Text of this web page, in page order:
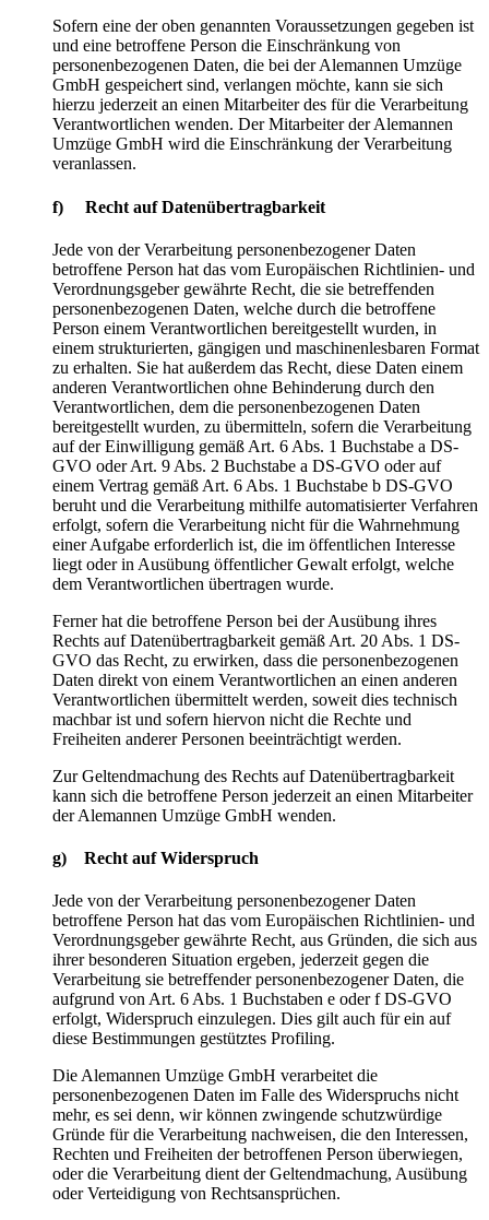
Sofern eine der oben genannten Voraussetzungen gegeben ist
und eine betroffene Person die Einschränkung von
personenbezogenen Daten, die bei der Alemannen Umzüge
GmbH gespeichert sind, verlangen möchte, kann sie sich
hierzu jederzeit an einen Mitarbeiter des für die Verarbeitung
Verantwortlichen wenden. Der Mitarbeiter der Alemannen
Umzüge GmbH wird die Einschränkung der Verarbeitung
veranlassen.
f) Recht auf Datenübertragbarkeit
Jede von der Verarbeitung personenbezogener Daten
betroffene Person hat das vom Europäischen Richtlinien- und
Verordnungsgeber gewährte Recht, die sie betreffenden
personenbezogenen Daten, welche durch die betroffene
Person einem Verantwortlichen bereitgestellt wurden, in
einem strukturierten, gängigen und maschinenlesbaren Format
zu erhalten. Sie hat außerdem das Recht, diese Daten einem
anderen Verantwortlichen ohne Behinderung durch den
Verantwortlichen, dem die personenbezogenen Daten
bereitgestellt wurden, zu übermitteln, sofern die Verarbeitung
auf der Einwilligung gemäß Art. 6 Abs. 1 Buchstabe a DS-
GVO oder Art. 9 Abs. 2 Buchstabe a DS-GVO oder auf
einem Vertrag gemäß Art. 6 Abs. 1 Buchstabe b DS-GVO
beruht und die Verarbeitung mithilfe automatisierter Verfahren
erfolgt, sofern die Verarbeitung nicht für die Wahrnehmung
einer Aufgabe erforderlich ist, die im öffentlichen Interesse
liegt oder in Ausübung öffentlicher Gewalt erfolgt, welche
dem Verantwortlichen übertragen wurde.
Ferner hat die betroffene Person bei der Ausübung ihres
Rechts auf Datenübertragbarkeit gemäß Art. 20 Abs. 1 DS-
GVO das Recht, zu erwirken, dass die personenbezogenen
Daten direkt von einem Verantwortlichen an einen anderen
Verantwortlichen übermittelt werden, soweit dies technisch
machbar ist und sofern hiervon nicht die Rechte und
Freiheiten anderer Personen beeinträchtigt werden.
Zur Geltendmachung des Rechts auf Datenübertragbarkeit
kann sich die betroffene Person jederzeit an einen Mitarbeiter
der Alemannen Umzüge GmbH wenden.
g) Recht auf Widerspruch
Jede von der Verarbeitung personenbezogener Daten
betroffene Person hat das vom Europäischen Richtlinien- und
Verordnungsgeber gewährte Recht, aus Gründen, die sich aus
ihrer besonderen Situation ergeben, jederzeit gegen die
Verarbeitung sie betreffender personenbezogener Daten, die
aufgrund von Art. 6 Abs. 1 Buchstaben e oder f DS-GVO
erfolgt, Widerspruch einzulegen. Dies gilt auch für ein auf
diese Bestimmungen gestütztes Profiling.
Die Alemannen Umzüge GmbH verarbeitet die
personenbezogenen Daten im Falle des Widerspruchs nicht
mehr, es sei denn, wir können zwingende schutzwürdige
Gründe für die Verarbeitung nachweisen, die den Interessen,
Rechten und Freiheiten der betroffenen Person überwiegen,
oder die Verarbeitung dient der Geltendmachung, Ausübung
oder Verteidigung von Rechtsansprüchen.